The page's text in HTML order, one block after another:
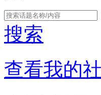
搜索
查看我的